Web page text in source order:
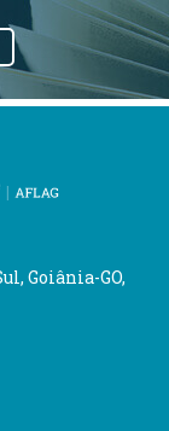
Goiânia-GO,